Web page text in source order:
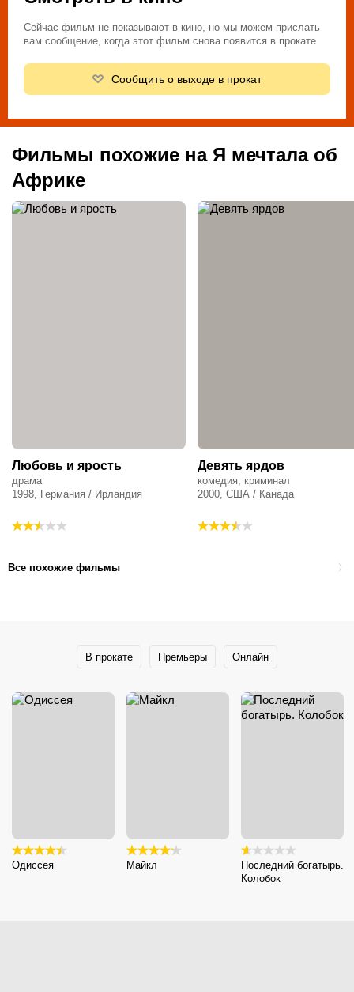
Сейчас фильм не показывают в кино, но мы можем прислать
вам сообщение, когда этот фильм снова появится в прокате
Сообщить о выходе в прокат
Фильмы похожие на Я мечтала об
Африке
Любовь и ярость
драма
1998, Германия / Ирландия
Девять ярдов
комедия, криминал
2000, США / Канада
Все похожие фильмы
В прокате Премьеры Онлайн
Одиссея Майкл
Последний богатырь.
Колобок